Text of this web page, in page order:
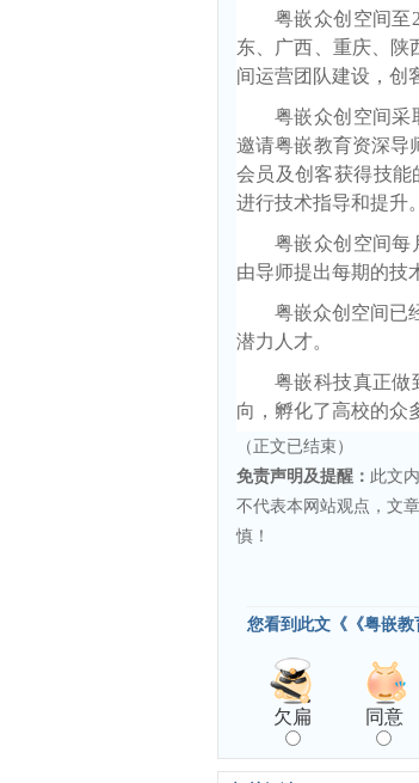
粤嵌众创空间至
东、广西、重庆、陕
间运营团队建设，创
粤嵌众创空间采
邀请粤嵌教育资深导
会员及创客获得技能
进行技术指导和提升。
粤嵌众创空间每
由导师提出每期的技
粤嵌众创空间已
潜力人才。
粤嵌科技真正做
向，孵化了高校的众
（正文已结束）
免责声明及提醒： 此文
不代表本网站观点，文
慎！
您看到此文《《粤嵌
欠扁 同意